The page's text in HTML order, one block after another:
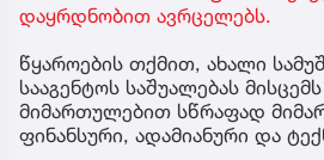
დაყრდნობით ავრცელებს.
წყაროების თქმით, ახალი
სააგენტოს საშუალებას
მიმართულებით სწრაფად
ფინანსური, ადამიანური და